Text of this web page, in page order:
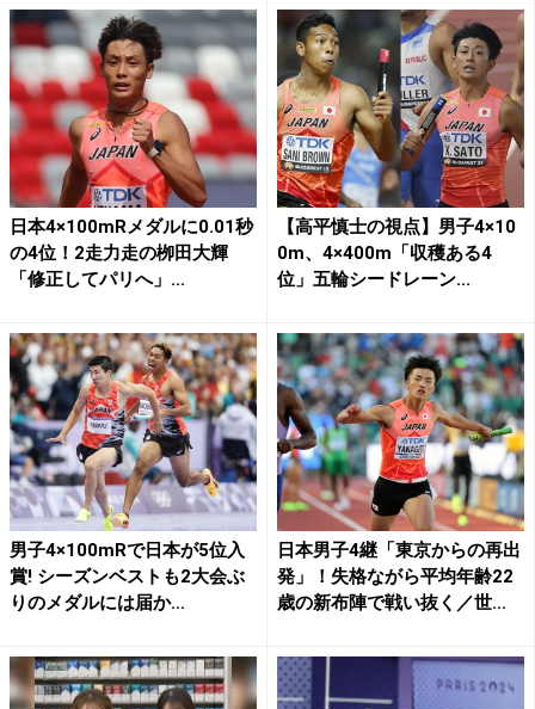
日本4×100mRメダルに0.01秒
の4位！2走力走の栁田大輝
「修正してパリへ」...
【高平慎士の視点】男子4×10
0m、4×400m「収穫ある4
位」五輪シードレーン...
男子4×100mRで日本が5位入
賞! シーズンベストも2大会ぶ
りのメダルには届か...
日本男子4継「東京からの再出
発」！失格ながら平均年齢22
歳の新布陣で戦い抜く／世...